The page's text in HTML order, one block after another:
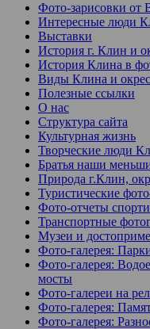
Фото-зарисовки от
Интересные люди
Выставки
История г. Клин и
История Клина в
Виды Клина и
Полезные ссылки
О нас
Структура сайта
Культурная жизнь
Творческие люди
Братья наши
Природа г.Клин,
Туристические
Фото-отчеты
Транспортные
Музеи и
Фото-галерея:
Фото-галерея:
мосты
Фото-галереи на
Фото-галерея:
Фото-галерея: